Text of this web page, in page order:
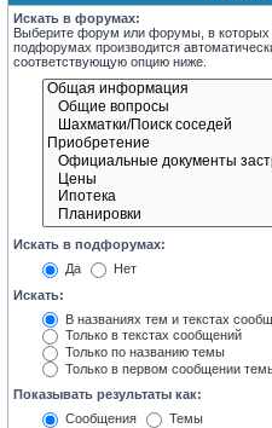
Искать в форумах:
Выберите форум или форумы, в которых
подфорумах производится
соответствующую опцию ниже.
Искать в подфорумах:
Да
Нет
Искать:
В названиях тем и текстах
Только в текстах сообщений
Только по названию темы
Только в первом сообщении
Показывать результаты как:
Сообщения
Темы